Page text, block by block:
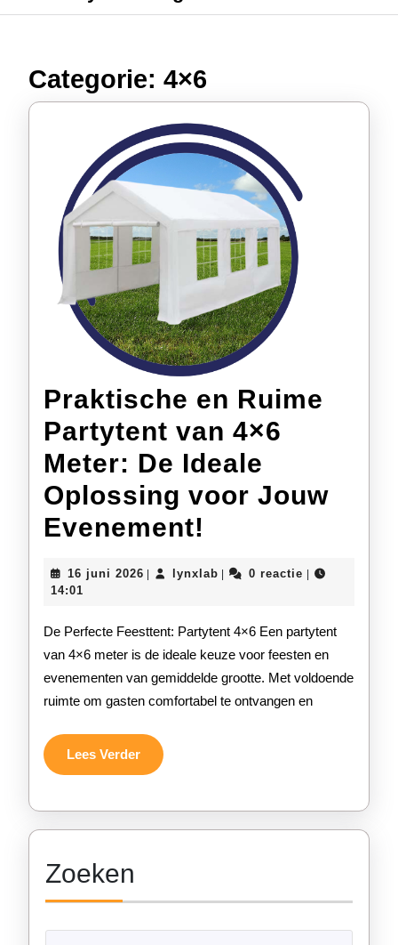
Categorie: 4×6
Praktische en Ruime
Partytent van 4×6
Meter: De Ideale
Oplossing voor Jouw
Evenement!
Ruime
Partytent
van
4×6
Meter:
Oplossing
Evenement!
16 juni 2026 16
lynxlablynxlab0 reactie
14:01
De Perfecte Feesttent: Partytent 4×6 Een partytent
van 4×6 meter is de ideale keuze voor feesten en
evenementen van gemiddelde grootte. Met voldoende
ruimte om gasten comfortabel te ontvangen en
Lees VerderLees
Verder
Zoeken